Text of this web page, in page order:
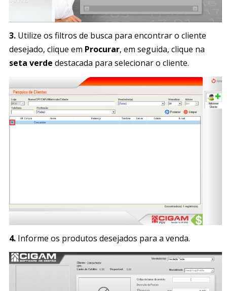
3. Utilize os filtros de busca para encontrar o cliente
desejado, clique em Procurar, em seguida, clique na
seta verde destacada para selecionar o cliente.
4. Informe os produtos desejados para a venda.